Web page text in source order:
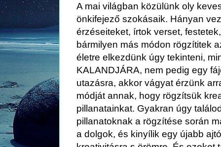
A mai világban közülünk oly
önkifejező szokásaik. Hányan
érzéseiteket, írtok verset,
bármilyen más módon rögzítitek
életre elkezdünk úgy tekinteni,
KALANDJÁRA, nem pedig egy
utazásra, akkor vágyat érzünk
módját annak, hogy rögzítsük
pillanatainkat. Gyakran úgy
pillanatoknak a rögzítése során
a dolgok, és kinyílik egy újabb